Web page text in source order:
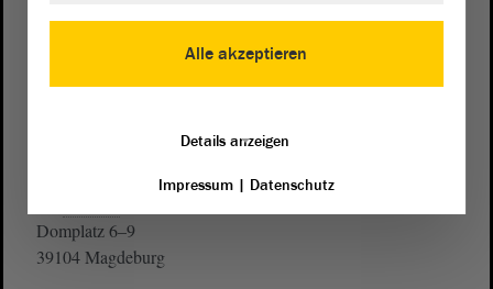
Domplatz 6–9
39104 Magdeburg
Alle akzeptieren
Details anzeigen
Impressum| Datenschutz